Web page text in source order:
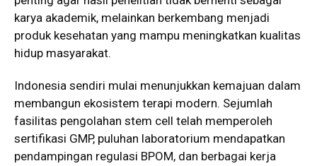
karya akademik, melainkan berkembang menjadi
produk kesehatan yang mampu meningkatkan kualitas
hidup masyarakat.
Indonesia sendiri mulai menunjukkan kemajuan dalam
membangun ekosistem terapi modern. Sejumlah
fasilitas pengolahan stem cell telah memperoleh
sertifikasi GMP, puluhan laboratorium mendapatkan
pendampingan regulasi BPOM, dan berbagai kerja